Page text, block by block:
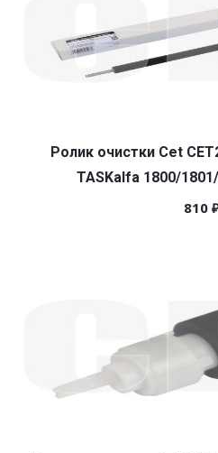
Ролик очистки Cet
TASKalfa 1800/
810